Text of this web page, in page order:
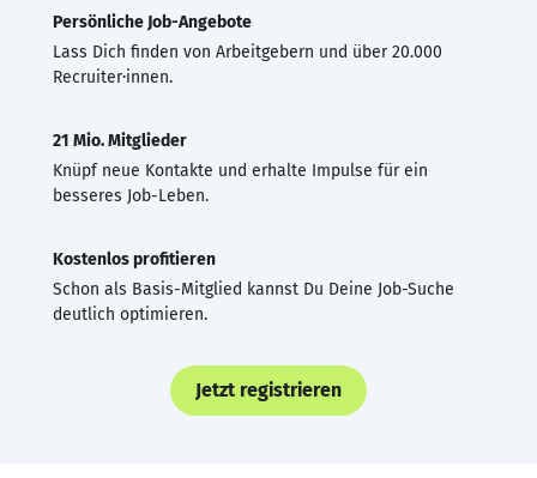
Persönliche Job-Angebote
Lass Dich finden von Arbeitgebern und über 20.000
Recruiter·innen.
21 Mio. Mitglieder
Knüpf neue Kontakte und erhalte Impulse für ein
besseres Job-Leben.
Kostenlos profitieren
Schon als Basis-Mitglied kannst Du Deine Job-Suche
deutlich optimieren.
Jetzt registrieren